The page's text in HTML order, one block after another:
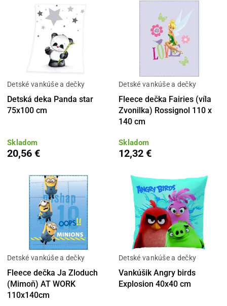
Detské vankúše a dečky
Detská deka Panda star
75x100 cm
Skladom
20,56 €
Detské vankúše a dečky
Fleece dečka Fairies (víla
Zvonilka) Rossignol 110 x
140 cm
Skladom
12,32 €
Detské vankúše a dečky
Fleece dečka Ja Zloduch
(Mimoň) AT WORK
110x140cm
Detské vankúše a dečky
Vankúšik Angry birds
Explosion 40x40 cm